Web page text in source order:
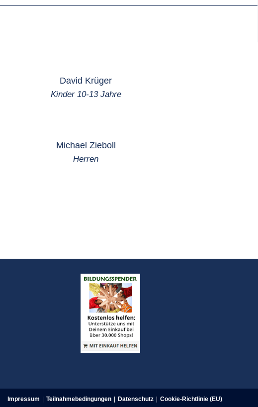
David Krüger
Kinder 10-13 Jahre
Michael Zieboll
Herren
Impressum Teilnahmebedingungen Datenschutz Cookie-Richtlinie (EU)